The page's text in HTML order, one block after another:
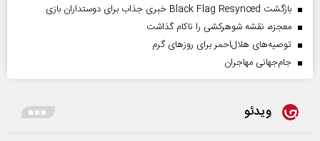
بازگشت Black Flag Resynced خبری جذاب برای دوستداران بازی
معجزه، نقشه شوهرکشی را ناکام گذاشت
توصیه‌های هلال‌احمر برای روز‌های گرم
جام‌جهانی مهاجران
ویدئو